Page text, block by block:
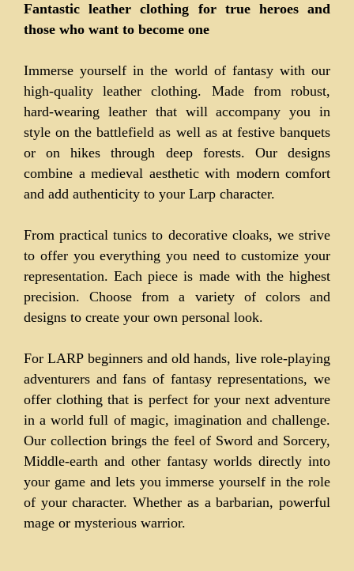
Fantastic leather clothing for true heroes and
those who want to become one
Immerse yourself in the world of fantasy with our
high-quality leather clothing. Made from robust,
hard-wearing leather that will accompany you in
style on the battlefield as well as at festive banquets
or on hikes through deep forests. Our designs
combine a medieval aesthetic with modern comfort
and add authenticity to your Larp character.
From practical tunics to decorative cloaks, we strive
to offer you everything you need to customize your
representation. Each piece is made with the highest
precision. Choose from a variety of colors and
designs to create your own personal look.
For LARP beginners and old hands, live role-playing
adventurers and fans of fantasy representations, we
offer clothing that is perfect for your next adventure
in a world full of magic, imagination and challenge.
Our collection brings the feel of Sword and Sorcery,
Middle-earth and other fantasy worlds directly into
your game and lets you immerse yourself in the role
of your character. Whether as a barbarian, powerful
mage or mysterious warrior.